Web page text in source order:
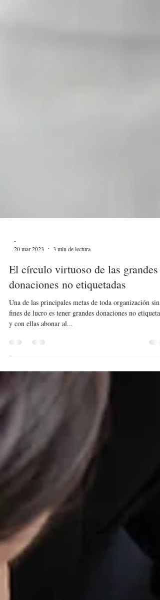
-
20 mar 2023
3 min de lectura
El círculo virtuoso de las grandes
donaciones no etiquetadas
Una de las principales metas de toda organización sin
y con ellas abonar al...